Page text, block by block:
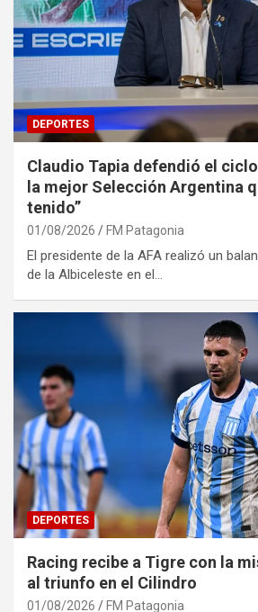
DEPORTES
Claudio Tapia defendió el
la mejor Selección Argentina
tenido”
01/08/2026 FM Patagonia
El presidente de la AFA realizó un
de la Albiceleste en el…
DEPORTES
Racing recibe a Tigre con la
al triunfo en el Cilindro
01/08/2026 FM Patagonia